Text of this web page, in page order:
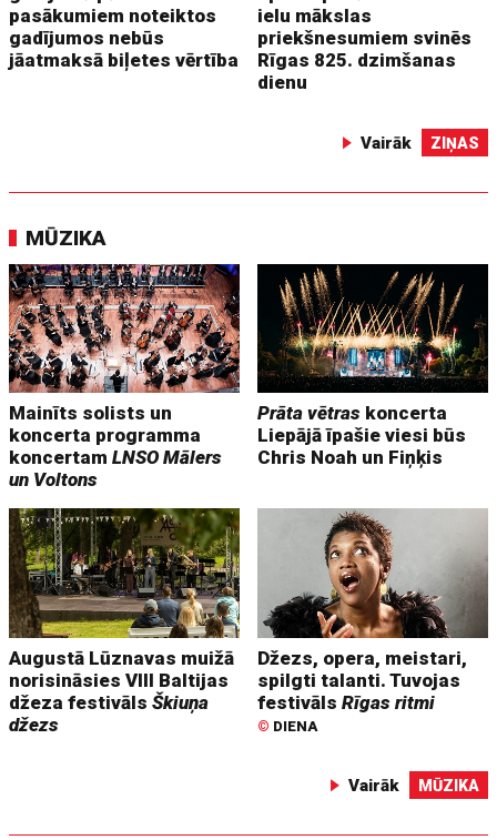
pasākumiem noteiktos
gadījumos nebūs
jāatmaksā biļetes vērtība
ielu mākslas
priekšnesumiem svinēs
Rīgas 825. dzimšanas
dienu
Vairāk ZIŅAS
MŪZIKA
Mainīts solists un
koncerta programma
koncertamLNSO Mālers
un Voltons
Prāta vētras koncerta
Liepājā īpašie viesi būs
Chris Noah un Fiņķis
Augustā Lūznavas muižā
norisināsies VIII Baltijas
džeza festivālsŠkiuņa
džezs
Džezs, opera, meistari,
spilgti talanti. Tuvojas
festivālsRīgas ritmi
© DIENA
Vairāk MŪZIKA